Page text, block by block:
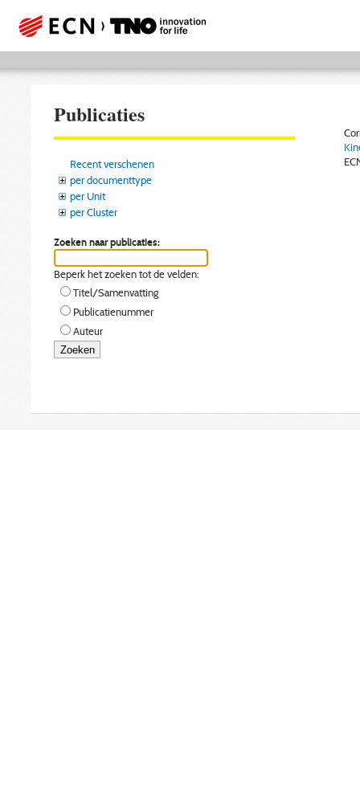
Publicaties
Recent verschenen
per documenttype
per Unit
per Cluster
Zoeken naar publicaties:
Beperk het zoeken tot de velden:
Titel/Samenvatting
Publicatienummer
Auteur